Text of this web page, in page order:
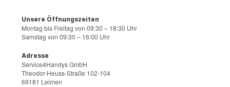
Unsere Öffnungszeiten
Montag bis Freitag von 09:30 – 18:30 Uhr
Samstag von 09:30 – 16:00 Uhr
Adresse
Service4Handys GmbH
Theodor-Heuss-Straße 102-104
69181 Leimen